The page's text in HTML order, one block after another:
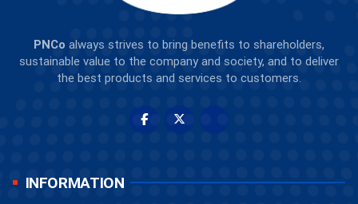
PNCo always strives to bring benefits to shareholders,
sustainable value to the company and society, and to deliver
the best products and services to customers.
INFORMATION